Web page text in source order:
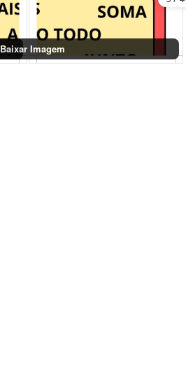
Baixar Imagem